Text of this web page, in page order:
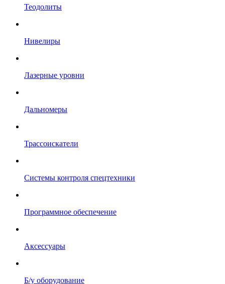
Теодолиты
Нивелиры
Лазерные уровни
Дальномеры
Трассоискатели
Системы контроля спецтехники
Программное обеспечение
Аксессуары
Б/у оборудование